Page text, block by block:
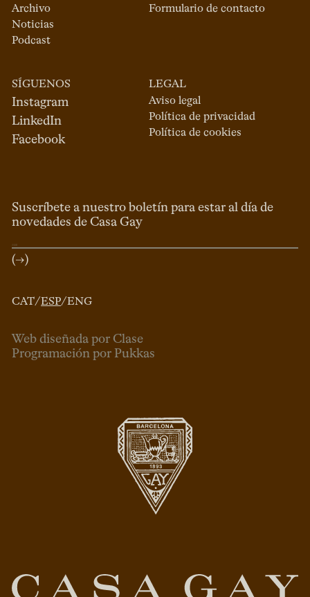
Archivo
Noticias
Podcast
Formulario de contacto
SÍGUENOS
Instagram
LinkedIn
Facebook
LEGAL
Aviso legal
Política de privacidad
Política de cookies
CAT/ESP/ENG
Suscríbete a nuestro boletín para estar al día de
novedades de Casa Gay
(→)
Web diseñada por Clase
Programación por Pukkas